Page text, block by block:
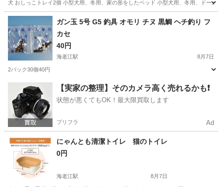
犬 おしっこトレイ2個 小型犬用、冬用、家の形をしたベッド 小型犬用、冬用、ドーム
大阪 堺市 初芝駅 その他
ガン玉 5号 G5 釣具 オモリ チヌ 黒鯛 ヘチ釣り フ
カセ
40円
海老江駅 8月7日
2パック30個40円
海老江駅 その他
【実家の整理】そのカメラ高く売れるかも❗️
状態が悪くてもOK！最大限買取します
プリフラ Ad
にゃんとも清潔トイレ 猫のトイレ
0円
海老江駅 8月7日